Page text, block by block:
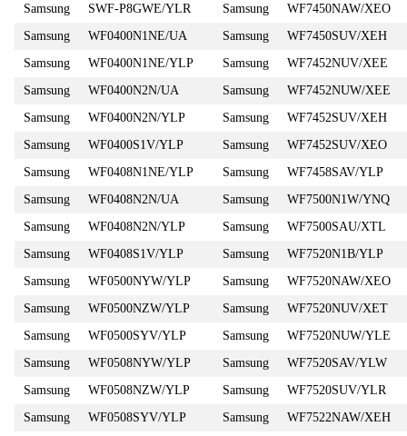
Samsung
SWF-P8GWE/YLR Samsung
WF7450NAW/XEO
Samsung
WF0400N1NE/UA Samsung
WF7450SUV/XEH
Samsung
WF0400N1NE/YLP Samsung
WF7452NUV/XEE
Samsung
WF0400N2N/UA Samsung
WF7452NUW/XEE
Samsung
WF0400N2N/YLP Samsung
WF7452SUV/XEH
Samsung
WF0400S1V/YLP Samsung
WF7452SUV/XEO
Samsung
WF0408N1NE/YLP Samsung
WF7458SAV/YLP
Samsung
WF0408N2N/UA Samsung
WF7500N1W/YNQ
Samsung
WF0408N2N/YLP Samsung
WF7500SAU/XTL
Samsung
WF0408S1V/YLP Samsung
WF7520N1B/YLP
Samsung
WF0500NYW/YLP Samsung
WF7520NAW/XEO
Samsung
WF0500NZW/YLP Samsung
WF7520NUV/XET
Samsung
WF0500SYV/YLP Samsung
WF7520NUW/YLE
Samsung
WF0508NYW/YLP Samsung
WF7520SAV/YLW
Samsung
WF0508NZW/YLP Samsung
WF7520SUV/YLR
Samsung
WF0508SYV/YLP Samsung
WF7522NAW/XEH